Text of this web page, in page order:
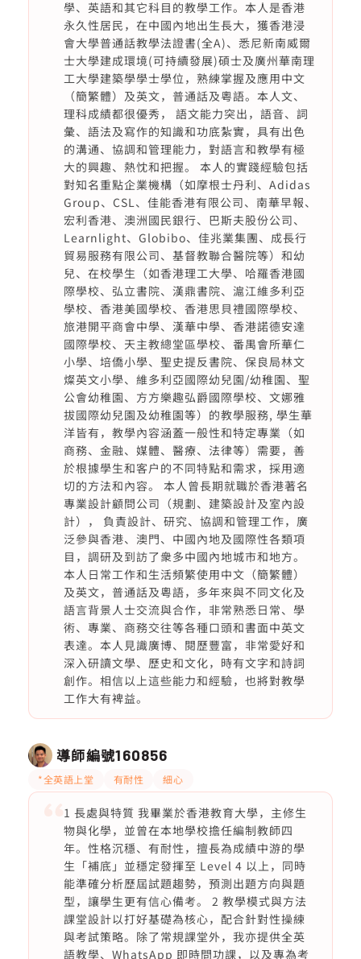
學、英語和其它科目的教學工作。本人是香港
永久性居民，在中國內地出生長大，獲香港浸
會大學普通話教學法證書(全A)、悉尼新南威爾
士大學建成環境(可持續發展)碩士及廣州華南理
工大學建築學學士學位，熟練掌握及應用中文
（簡繁體）及英文，普通話及粵語。本人文、
理科成績都很優秀， 語文能力突出，語音、詞
彙、語法及寫作的知識和功底紮實，具有出色
的溝通、協調和管理能力，對語言和教學有極
大的興趣、熱忱和把握。 本人的實踐經驗包括
對知名重點企業機構（如摩根士丹利、Adidas
Group、CSL、佳能香港有限公司、南華早報、
宏利香港、澳洲國民銀行、巴斯夫股份公司、
Learnlight、Globibo、佳兆業集團、成長行
貿易服務有限公司、基督教聯合醫院等）和幼
兒、在校學生（如香港理工大學、哈羅香港國
際學校、弘立書院、漢鼎書院、滬江維多利亞
學校、香港美國學校、香港思貝禮國際學校、
旅港開平商會中學、漢華中學、香港諾德安達
國際學校、天主教總堂區學校、番禺會所華仁
小學、培僑小學、聖史提反書院、保良局林文
燦英文小學、維多利亞國際幼兒園/幼稚園、聖
公會幼稚園、方方樂趣弘爵國際學校、文娜雅
拔國際幼兒園及幼稚園等）的教學服務, 學生華
洋皆有，教學內容涵蓋一般性和特定專業（如
商務、金融、媒體、醫療、法律等）需要，善
於根據學生和客户的不同特點和需求，採用適
切的方法和內容。 本人曾長期就職於香港著名
專業設計顧問公司（規劃、建築設計及室內設
計）， 負責設計、研究、協調和管理工作，廣
泛參與香港、澳門、中國內地及國際性各類項
目，調研及到訪了衆多中國內地城市和地方。
本人日常工作和生活頻繁使用中文（簡繁體）
及英文，普通話及粵語，多年來與不同文化及
語言背景人士交流與合作，非常熟悉日常、學
術、專業、商務交往等各種口頭和書面中英文
表達。本人見識廣博、閱歷豐富，非常愛好和
深入研讀文學、歷史和文化，時有文字和詩詞
創作。相信以上這些能力和經驗，也將對教學
工作大有裨益。
導師編號160856
*全英語上堂 有耐性 細心
1 長處與特質 我畢業於香港教育大學，主修生
物與化學，並曾在本地學校擔任編制教師四
年。性格沉穩、有耐性，擅長為成績中游的學
生「補底」並穩定發揮至 Level 4 以上，同時
能準確分析歷屆試題趨勢，預測出題方向與題
型，讓學生更有信心備考。 2 教學模式與方法
課堂設計以打好基礎為核心，配合針對性操練
與考試策略。除了常規課堂外，我亦提供全英
語教學、WhatsApp 即時問功課，以及專為考